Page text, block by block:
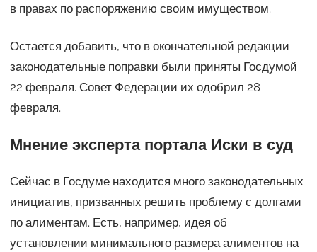
в правах по распоряжению своим имуществом.
Остается добавить, что в окончательной редакции
законодательные поправки были приняты Госдумой
22 февраля. Совет Федерации их одобрил 28
февраля.
Мнение эксперта портала Иски в суд
Сейчас в Госдуме находится много законодательных
инициатив, призванных решить проблему с долгами
по алиментам. Есть, например, идея об
установлении минимального размера алиментов на